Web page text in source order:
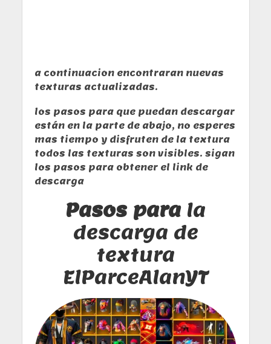
a continuacion encontraran nuevas
texturas actualizadas.
los pasos para que puedan descargar
están en la parte de abajo, no esperes
mas tiempo y disfruten de la textura
todos las texturas son visibles. sigan
los pasos para obtener el link de
descarga
Pasos para la
descarga de
textura
ElParceAlanYT